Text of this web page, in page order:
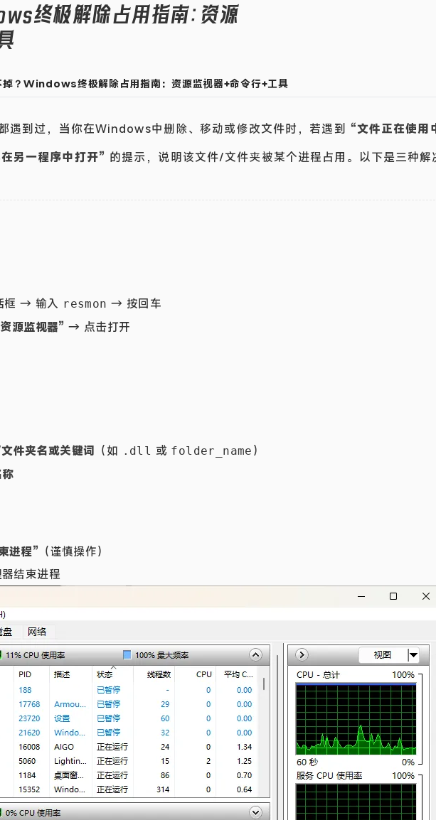
终极解除占用指南：资源
掉？Windows终极解除占用指南：资源监视器+命令行+工具
遇到过，当你在Windows中删除、移动或修改文件时，若遇到 “文件正在使用
另一程序中打开” 的提示，说明该文件/文件夹被某个进程占用。以下是三种解
框 → 输入 resmon → 按回车
源监视器” → 点击打开
件夹名或关键词 （如 .dll 或 folder_name ）
进程” （谨慎操作）
结束进程